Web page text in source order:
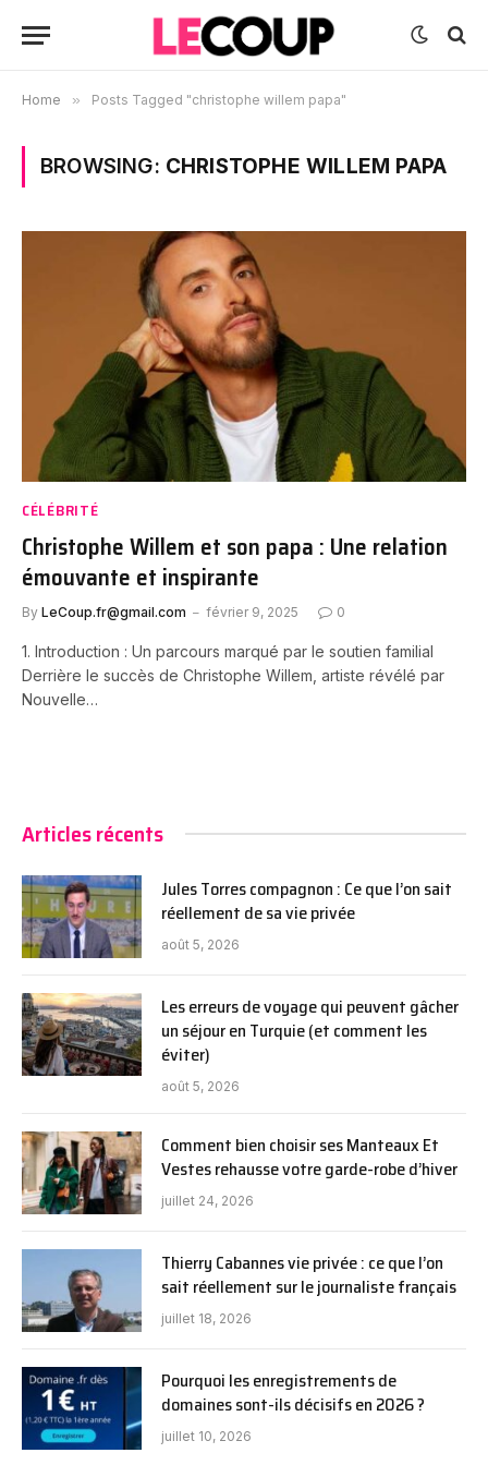
Home » Posts Tagged "christophe willem papa"
BROWSING: CHRISTOPHE WILLEM PAPA
CÉLÉBRITÉ
Christophe Willem et son papa : Une relation
émouvante et inspirante
By LeCoup.fr@gmail.com février 9, 2025 0
1. Introduction : Un parcours marqué par le soutien familial
Derrière le succès de Christophe Willem, artiste révélé par
Nouvelle…
Articles récents
Jules Torres compagnon : Ce que l’on sait
réellement de sa vie privée
août 5, 2026
Les erreurs de voyage qui peuvent gâcher
un séjour en Turquie (et comment les
éviter)
août 5, 2026
Comment bien choisir ses Manteaux Et
Vestes rehausse votre garde-robe d’hiver
juillet 24, 2026
Thierry Cabannes vie privée : ce que l’on
sait réellement sur le journaliste français
juillet 18, 2026
Pourquoi les enregistrements de
domaines sont-ils décisifs en 2026 ?
juillet 10, 2026